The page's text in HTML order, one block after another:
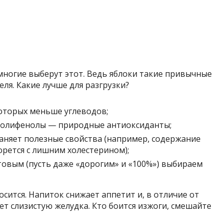
выберут этот. Ведь яблоки такие привычные
Какие лучше для разгрузки?
меньше углеводов;
— природные антиоксиданты;
полезные свойства (например, содержание
с лишним холестерином);
(пусть даже «дорогим» и «100%») выбираем
Напиток снижает аппетит и, в отличие от
слизистую желудка. Кто боится изжоги, смешайте